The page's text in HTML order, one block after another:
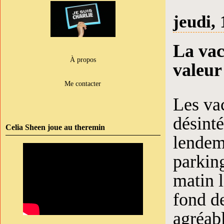
À propos
Me contacter
Celia Sheen joue au theremin
jeudi,
La
valeur
Les
matin
fond